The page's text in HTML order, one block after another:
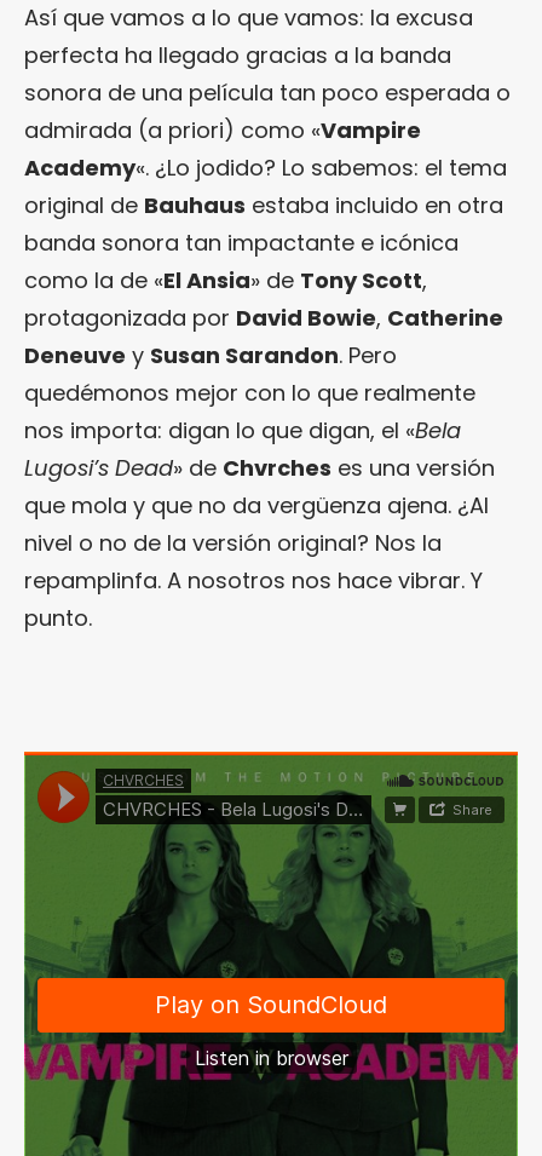
Así que vamos a lo que vamos: la excusa
perfecta ha llegado gracias a la banda
sonora de una película tan poco esperada o
admirada (a priori) como «Vampire
Academy«. ¿Lo jodido? Lo sabemos: el tema
original de Bauhaus estaba incluido en otra
banda sonora tan impactante e icónica
como la de «El Ansia» de Tony Scott,
protagonizada por David Bowie, Catherine
Deneuve y Susan Sarandon. Pero
quedémonos mejor con lo que realmente
nos importa: digan lo que digan, el «Bela
Lugosi’s Dead» de Chvrches es una versión
que mola y que no da vergüenza ajena. ¿Al
nivel o no de la versión original? Nos la
repamplinfa. A nosotros nos hace vibrar. Y
punto.